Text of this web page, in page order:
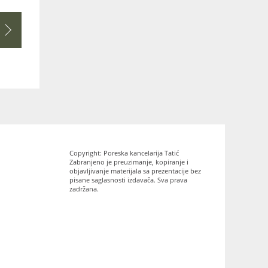
Copyright: Poreska kancelarija Tatić
Zabranjeno je preuzimanje, kopiranje i
objavljivanje materijala sa prezentacije bez
pisane saglasnosti izdavača. Sva prava
zadržana.